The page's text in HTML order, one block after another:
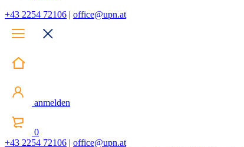
+43 2254 72106 | office@upn.at
anmelden
0
+43 2254 72106 | office@upn.at